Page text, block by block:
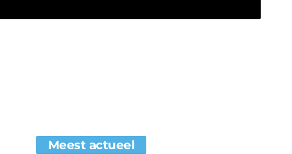
Meest actueel